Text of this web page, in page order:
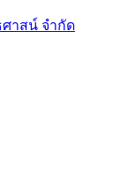
ศาสน์ จำกัด